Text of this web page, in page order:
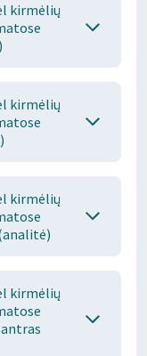
kirmėlių
kirmėlių
kirmėlių
kirmėlių